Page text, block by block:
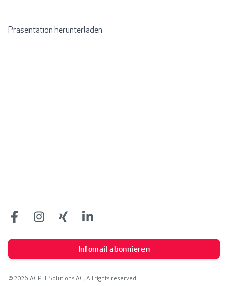
Präsentation herunterladen
FacebookFacebookFacebookFacebook
Infomail abonnieren
© 2026 ACP IT Solutions AG, All rights reserved.